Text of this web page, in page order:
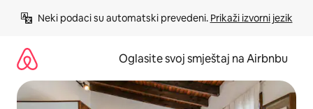
Neki podaci su automatski prevedeni. Prikaži izvorni jezik
Oglasite svoj smještaj na Airbnbu